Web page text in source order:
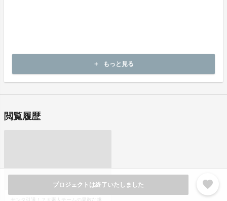
プロジェクトは終了いたしました favorite
上記理由による不良品は、商品到着後14日以内に弊社までご連絡い
ただいた後、出品者から対応方法をお客様宛にご連絡致します。
add もっと見る
閲覧履歴
サンタ引退！？ド素人チームの果敢な挑